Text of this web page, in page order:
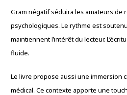
Gram négatif séduira les amateurs de
psychologiques. Le rythme est
maintiennent l’intérêt du lecteur.
fluide.
Le livre propose aussi une immersion
médical. Ce contexte apporte une